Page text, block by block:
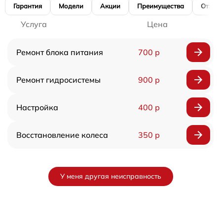
Гарантия Модели Акции Преимущества
Услуга Цена
Ремонт блока питания 700 р
Ремонт гидросистемы 900 р
Настройка 400 р
Восстановление колеса 350 р
У меня другая неисправность